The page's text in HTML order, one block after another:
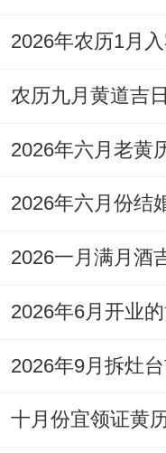
宜。
戊子日（阳历
嗣、开光，解除
徙、栽种，纳畜
葬。此日冲鼠煞
2026年3月嫁娶
农历二月合三月
2026年六月老黄
2026年9月拆灶